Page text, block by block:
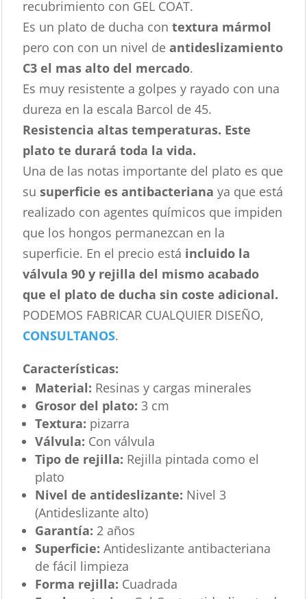
recubrimiento con GEL COAT.
Es un plato de ducha con textura mármol
pero con con un nivel deantideslizamiento
C3 el mas alto del mercado.
Es muy resistente a golpes y rayado con una
dureza en la escala Barcol de 45.
Resistencia altas temperaturas. Este
plato te durará toda la vida.
Una de las notas importante del plato es que
susuperficie es antibacterianaya que está
realizado con agentes químicos que impiden
que los hongos permanezcan en la
superficie. En el precio está incluido la
válvula 90 y rejilla del mismo acabado
que el plato de ducha sin coste adicional.
PODEMOS FABRICAR CUALQUIER DISEÑO,
CONSULTANOS.
Características:
Material: Resinas y cargas minerales
Grosor del plato: 3 cm
Textura: pizarra
Válvula: Con válvula
Tipo de rejilla: Rejilla pintada como el
plato
Nivel de antideslizante: Nivel 3
(Antideslizante alto)
Garantía: 2 años
Superficie: Antideslizante antibacteriana
de fácil limpieza
Forma rejilla: Cuadrada